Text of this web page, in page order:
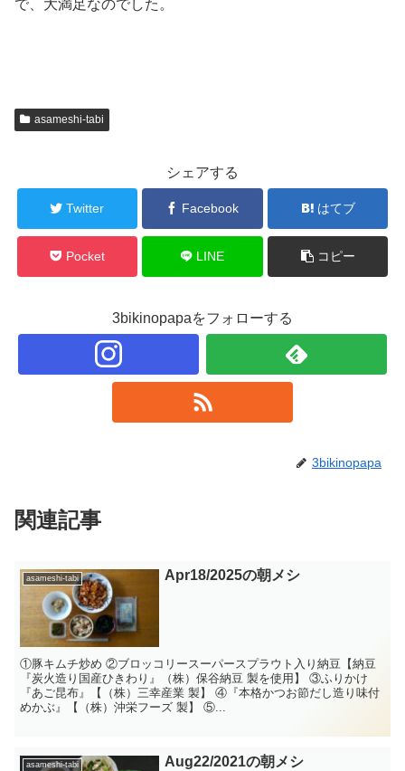
で、大満足なのでした。
asameshi-tabi
シェアする
Twitter Facebook はてブ
Pocket LINE コピー
3bikinopapaをフォローする
3bikinopapa
関連記事
asameshi-tabi Apr18/2025の朝メシ
①豚キムチ炒め ②ブロッコリースーパースプラウト入り納豆【納豆
『炭火造り国産ひきわり』（株）保谷納豆 製を使用】 ③ふりかけ
『あご昆布』【（株）三幸産業 製】 ④『本格かつお節だし造り味付
めかぶ』【（株）沖栄フーズ 製】 ⑤...
asameshi-tabi Aug22/2021の朝メシ